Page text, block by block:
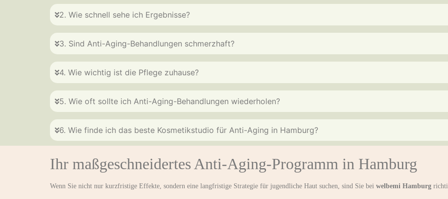
2. Wie schnell sehe ich Ergebnisse?
3. Sind Anti-Aging-Behandlungen schmerzhaft?
4. Wie wichtig ist die Pflege zuhause?
5. Wie oft sollte ich Anti-Aging-Behandlungen wiederholen?
6. Wie finde ich das beste Kosmetikstudio für Anti-Aging in Hamburg?
Ihr maßgeschneidertes Anti-Aging-Programm in Hamburg
Wenn Sie nicht nur kurzfristige Effekte, sondern eine langfristige Strategie für jugendliche Haut suchen, sind Sie bei welbemi Hamburg